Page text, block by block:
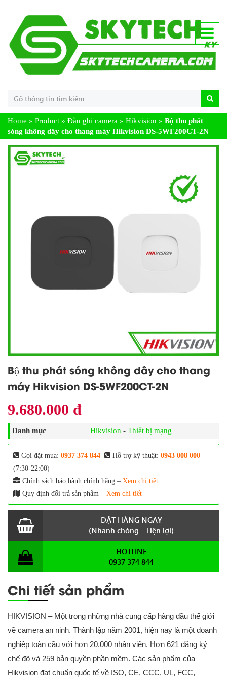
Home » Product » Đầu ghi camera » Hikvision » Bộ thu phát
sóng không dây cho thang máy Hikvision DS-5WF200CT-2N
Bộ thu phát sóng không dây cho thang
máy Hikvision DS-5WF200CT-2N
9.680.000 đ
Danh mục Hikvision - Thiết bị mạng
Gọi đặt mua: 0937 374 844 Hỗ trợ kỹ thuật: 0943 008 000
(7:30-22:00)
Chính sách bảo hành chính hãng – Xem chi tiết
Quy định đổi trả sản phẩm – Xem chi tiết
ĐẶT HÀNG NGAY
(Nhanh chóng - Tiện lợi)
HOTLINE
0937 374 844
Chi tiết sản phẩm
HIKVISION – Một trong những nhà cung cấp hàng đầu thế giới
về camera an ninh. Thành lập năm 2001, hiện nay là một doanh
nghiệp toàn cầu với hơn 20.000 nhân viên. Hơn 621 đăng ký
chế độ và 259 bản quyền phần mềm. Các sản phẩm của
Hikvision đạt chuẩn quốc tế về ISO, CE, CCC, UL, FCC,